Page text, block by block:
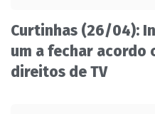
Curtinhas (26/04):
um a fechar acordo
direitos de TV